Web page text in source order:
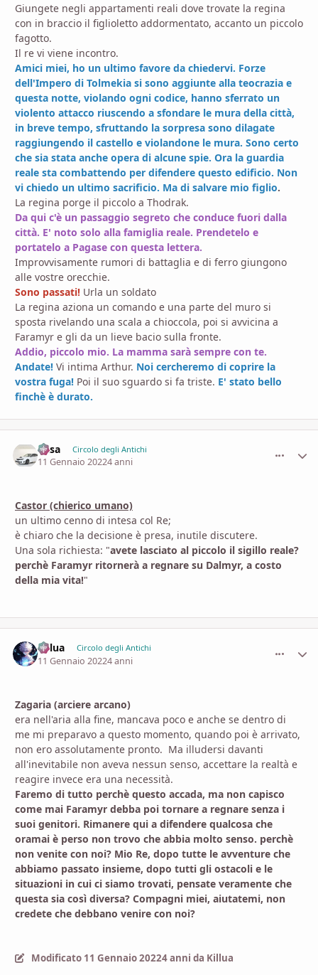
Giungete negli appartamenti reali dove trovate la regina
con in braccio il figlioletto addormentato, accanto un piccolo
fagotto.
Il re vi viene incontro.
Amici miei, ho un ultimo favore da chiedervi. Forze
dell'Impero di Tolmekia si sono aggiunte alla teocrazia e
questa notte, violando ogni codice, hanno sferrato un
violento attacco riuscendo a sfondare le mura della città,
in breve tempo, sfruttando la sorpresa sono dilagate
raggiungendo il castello e violandone le mura. Sono certo
che sia stata anche opera di alcune spie. Ora la guardia
reale sta combattendo per difendere questo edificio. Non
vi chiedo un ultimo sacrificio. Ma di salvare mio figlio.
La regina porge il piccolo a Thodrak.
Da qui c'è un passaggio segreto che conduce fuori dalla
città. E' noto solo alla famiglia reale. Prendetelo e
portatelo a Pagase con questa lettera.
Improvvisamente rumori di battaglia e di ferro giungono
alle vostre orecchie.
Sono passati! Urla un soldato
La regina aziona un comando e una parte del muro si
sposta rivelando una scala a chioccola, poi si avvicina a
Faramyr e gli da un lieve bacio sulla fronte.
Addio, piccolo mio. La mamma sarà sempre con te.
Andate! Vi intima Arthur. Noi cercheremo di coprire la
vostra fuga! Poi il suo sguardo si fa triste. E' stato bello
finchè è durato.
Casa Circolo degli Antichi
11 Gennaio 20224 anni
Castor (chierico umano)
un ultimo cenno di intesa col Re;
è chiaro che la decisione è presa, inutile discutere.
Una sola richiesta: "avete lasciato al piccolo il sigillo reale?
perchè Faramyr ritornerà a regnare su Dalmyr, a costo
della mia vita!"
Killua Circolo degli Antichi
11 Gennaio 20224 anni
Zagaria (arciere arcano)
era nell'aria alla fine, mancava poco e anche se dentro di
me mi preparavo a questo momento, quando poi è arrivato,
non ero assolutamente pronto. Ma illudersi davanti
all'inevitabile non aveva nessun senso, accettare la realtà e
reagire invece era una necessità.
Faremo di tutto perchè questo accada, ma non capisco
come mai Faramyr debba poi tornare a regnare senza i
suoi genitori. Rimanere qui a difendere qualcosa che
oramai è perso non trovo che abbia molto senso. perchè
non venite con noi? Mio Re, dopo tutte le avventure che
abbiamo passato insieme, dopo tutti gli ostacoli e le
situazioni in cui ci siamo trovati, pensate veramente che
questa sia così diversa? Compagni miei, aiutatemi, non
credete che debbano venire con noi?
Modificato 11 Gennaio 20224 anni da Killua